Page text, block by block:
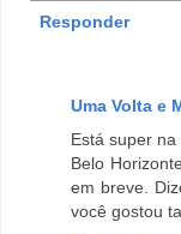
Responder
Uma Volta e
Está super
Belo
em breve.
você gostou